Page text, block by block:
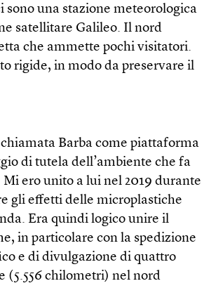
sono una stazione meteorologica
satellitare Galileo. Il nord
che ammette pochi visitatori.
rigide, in modo da preservare il
Barba come piattaforma
di tutela dell’ambiente che fa
ero unito a lui nel 2019 durante
gli effetti delle microplastiche
Era quindi logico unire il
in particolare con la spedizione
e di divulgazione di quattro
(5.556 chilometri) nel nord